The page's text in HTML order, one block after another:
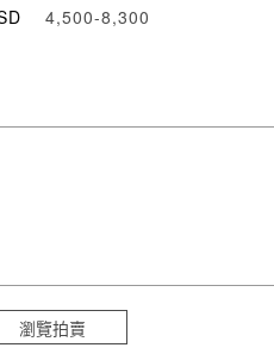
4,500-8,300
瀏覽拍賣